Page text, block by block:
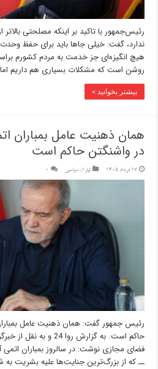
رئیس‌جمهور با تاکید بر اینکه مصلحتی
ندارد، گفت: خیلی‌ جاها باید برای حفظ وحدت
هیچ انگیزه‌ای جز خدمت به مردم کشورم
روشن است که مشکلات بسیاری هم داریم
بیشتر بخوانید »
همان ذهنیت عامل بمباران
در واشنگتن حاکم است
17 مرداد 1405 تیتر1 ,سیاسی 0
رئیس جمهور گفت: همان ذهنیت عامل
حاکم است. به گزارش روا
فضای مجازی نوشت: در سالروز بمباران اتمی
ــ که از بزرگ‌ترین جنایت‌ها علیه بشریت به